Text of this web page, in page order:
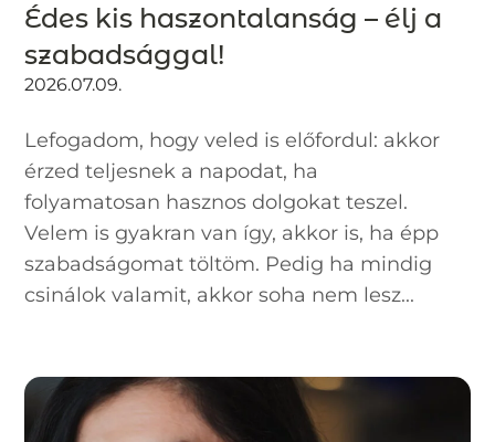
Édes kis haszontalanság – élj a
szabadsággal!
2026.07.09.
Lefogadom, hogy veled is előfordul: akkor
érzed teljesnek a napodat, ha
folyamatosan hasznos dolgokat teszel.
Velem is gyakran van így, akkor is, ha épp
szabadságomat töltöm. Pedig ha mindig
csinálok valamit, akkor soha nem lesz...